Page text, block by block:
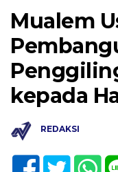
Mualem
kepada
REDAKSI